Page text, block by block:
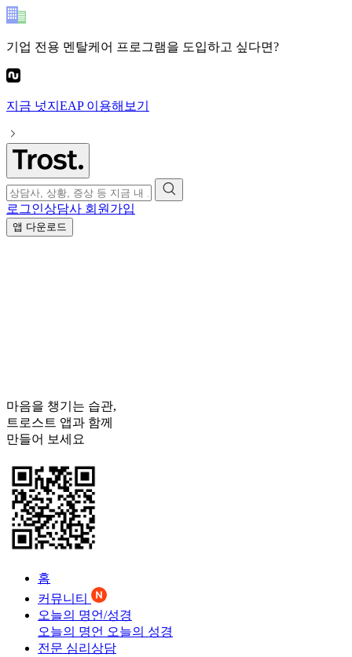
기업 전용 멘탈케어 프로그램을 도입하고 싶다면?
지금 넛지EAP이용해보기
로그인상담사 회원가입
앱 다운로드
마음을 챙기는 습관,
트로스트 앱과 함께
만들어 보세요
홈
커뮤니티
오늘의 명언/성경
오늘의 명언 오늘의 성경
전문 심리상담